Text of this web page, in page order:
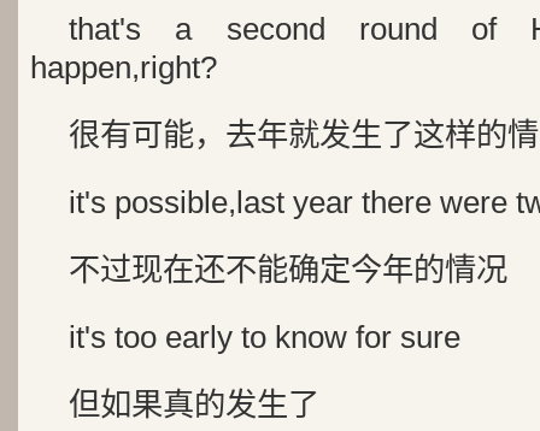
that's a second round of
happen,right?
很有可能，去年就发生了这样的
it's possible,last year there were
不过现在还不能确定今年的情况
it's too early to know for sure
但如果真的发生了